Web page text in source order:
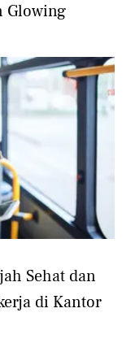
Glowing
Sehat dan
di Kantor